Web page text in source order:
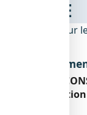
NOTICE
ANSM - Mis à jour
du
SANDOZ
pour